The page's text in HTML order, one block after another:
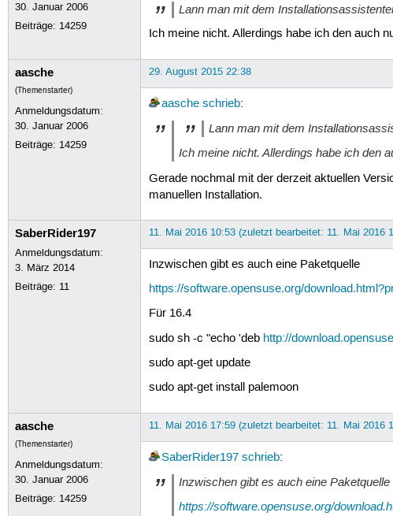
30. Januar 2006
Beiträge: 14259
Lann man mit dem
Ich meine nicht. Allerdings habe ich den auch
aasche
(Themenstarter)
Anmeldungsdatum:
30. Januar 2006
Beiträge: 14259
29. August 2015 22:38
aasche schrieb:
Lann man mit dem
Ich meine nicht. Allerdings habe ich den
Gerade nochmal mit der derzeit aktuellen
manuellen Installation.
SaberRider197
Anmeldungsdatum:
3. März 2014
Beiträge: 11
11. Mai 2016 10:53 (zuletzt bearbeitet: 11. Mai 2016
Inzwischen gibt es auch eine Paketquelle
https://software.opensuse.org/
Für 16.4
sudo sh -c "echo 'deb http://
sudo apt-get update
sudo apt-get install palemoon
aasche
(Themenstarter)
Anmeldungsdatum:
30. Januar 2006
Beiträge: 14259
11. Mai 2016 17:59 (zuletzt bearbeitet: 11. Mai 2016
SaberRider197 schrieb:
Inzwischen gibt es auch eine Paketquelle
https://software.opensuse.org/